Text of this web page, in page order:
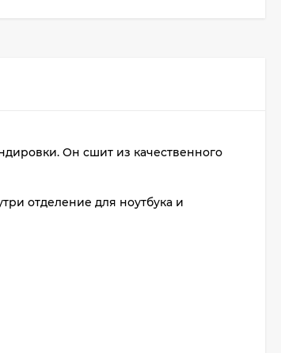
Он сшит из качественного
отделение для ноутбука и